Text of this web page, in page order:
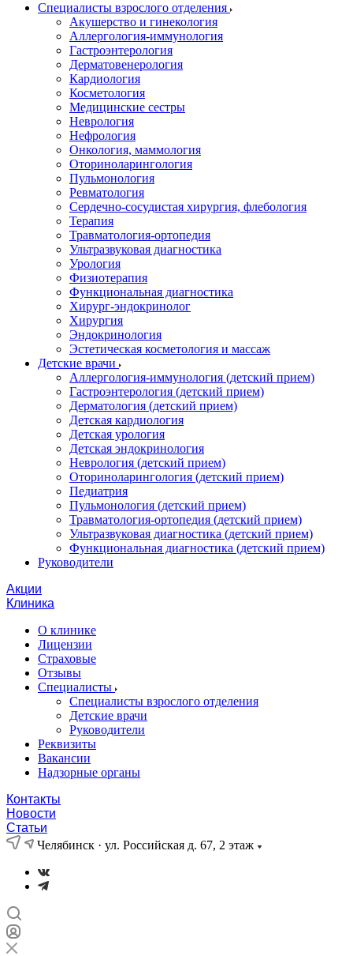
Специалисты взрослого отделения
Акушерство и гинекология
Аллергология-иммунология
Гастроэнтерология
Дерматовенерология
Кардиология
Косметология
Медицинские сестры
Неврология
Нефрология
Онкология, маммология
Оториноларингология
Пульмонология
Ревматология
Сердечно-сосудистая хирургия, флебология
Терапия
Травматология-ортопедия
Ультразвуковая диагностика
Урология
Физиотерапия
Функциональная диагностика
Хирург-эндокринолог
Хирургия
Эндокринология
Эстетическая косметология и массаж
Детские врачи
Аллергология-иммунология (детский прием)
Гастроэнтерология (детский прием)
Дерматология (детский прием)
Детская кардиология
Детская урология
Детская эндокринология
Неврология (детский прием)
Оториноларингология (детский прием)
Педиатрия
Пульмонология (детский прием)
Травматология-ортопедия (детский прием)
Ультразвуковая диагностика (детский прием)
Функциональная диагностика (детский прием)
Руководители
Акции
Клиника
О клинике
Лицензии
Страховые
Отзывы
Специалисты
Специалисты взрослого отделения
Детские врачи
Руководители
Реквизиты
Вакансии
Надзорные органы
Контакты
Новости
Статьи
Челябинск · ул. Российская д. 67, 2 этаж